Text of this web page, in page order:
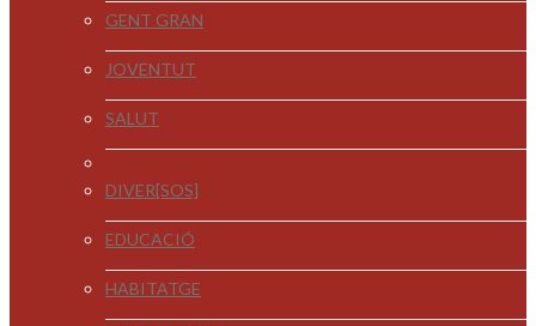
GENT GRAN
JOVENTUT
SALUT
DIVER[SOS]
EDUCACIÓ
HABITATGE